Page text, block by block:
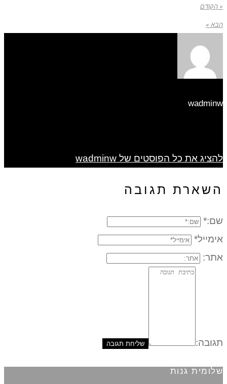
« הקודם
הבא »
wadminw
להציג את כל הפוסטים של wadminw
השארת תגובה
שם:*
אימייל*
אתר:
תגובה:
שלומית גנות